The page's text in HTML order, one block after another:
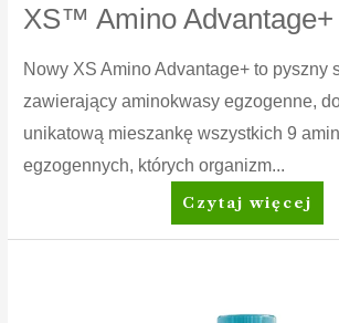
XS™ Amino Advantage+
Nowy XS Amino Advantage+ to pyszny
zawierający aminokwasy egzogenne,
unikatową mieszankę wszystkich 9
egzogennych, których organizm...
XS™
Amino
Czytaj więcej